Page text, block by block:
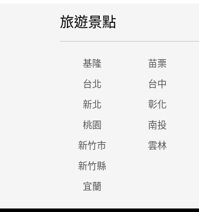
旅遊景點
基隆 苗栗
台北 台中
新北 彰化
桃園 南投
新竹市 雲林
新竹縣
宜蘭